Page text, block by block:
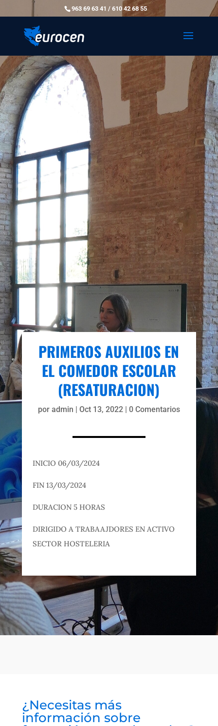
963 69 63 41 / 610 42 68 55
PRIMEROS AUXILIOS EN
EL COMEDOR ESCOLAR
(RESATURACION)
por admin | Oct 13, 2022| 0 Comentarios
INICIO 06/03/2024
FIN 13/03/2024
DURACION 5 HORAS
DIRIGIDO A TRABAAJDORES EN ACTIVO
SECTOR HOSTELERIA
¿Necesitas más
información sobre